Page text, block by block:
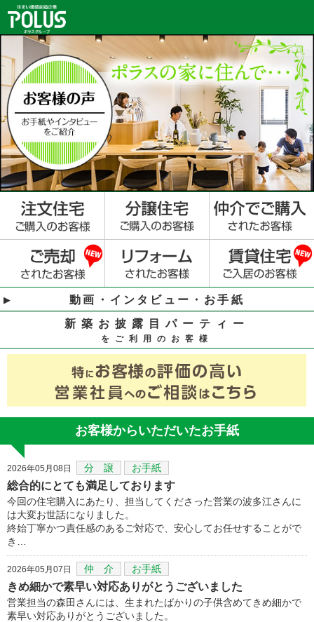
動画・インタビュー・お手紙
新築お披露目パーティー
をご利用のお客様
お客様からいただいたお手紙
2026年05月08日 分 譲 お手紙
総合的にとても満足しております
今回の住宅購入にあたり、担当してくださった営業の波多江さんに
は大変お世話になりました。
終始丁寧かつ責任感のあるご対応で、安心してお任せすることがで
き…
2026年05月07日 仲 介 お手紙
きめ細かで素早い対応ありがとうございました
営業担当の森田さんには、生まれたばかりの子供含めてきめ細かで
素早い対応ありがとうございました。